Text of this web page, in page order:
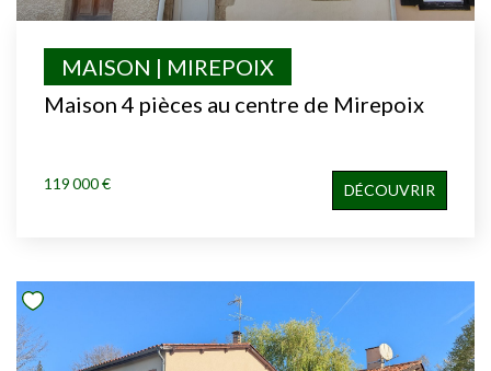
Maison 4 pièces au centre de Mirepoix
MAISON | MIREPOIX
119 000 € DÉCOUVRIR